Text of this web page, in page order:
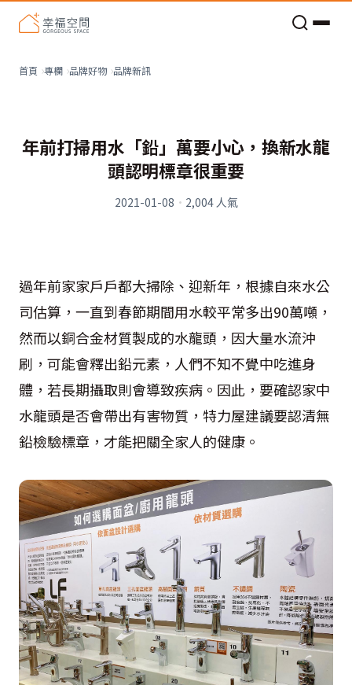
首頁 專欄 品牌好物 品牌新訊
年前打掃用水「鉛」萬要小心，換新水龍
頭認明標章很重要
2021-01-08 · 2,004人氣
過年前家家戶戶都大掃除、迎新年，根據自來水公
司估算，一直到春節期間用水較平常多出90萬噸，
然而以銅合金材質製成的水龍頭，因大量水流沖
刷，可能會釋出鉛元素，人們不知不覺中吃進身
體，若長期攝取則會導致疾病。因此，要確認家中
水龍頭是否會帶出有害物質，特力屋建議要認清無
鉛檢驗標章，才能把關全家人的健康。